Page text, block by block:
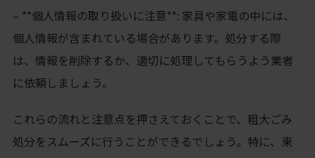
– **個人情報の取り扱いに注意**: 家具や家電の中には、
個人情報が含まれている場合があります。処分する際
は、情報を削除するか、適切に処理してもらうよう業者
に依頼しましょう。
これらの流れと注意点を押さえておくことで、粗大ごみ
処分をスムーズに行うことができるでしょう。特に、東